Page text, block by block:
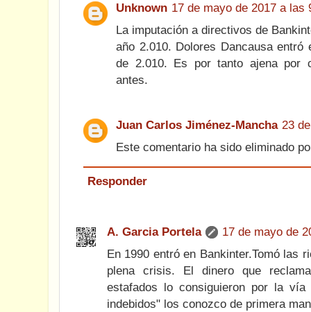
Unknown 17 de mayo de 2017 a las
La imputación a directivos de
año 2.010. Dolores Dancausa
de 2.010. Es por tanto ajena por
antes.
Juan Carlos Jiménez-Mancha 23
Este comentario ha sido eliminado
Responder
A. Garcia Portela
17 de mayo de
En 1990 entró en Bankinter.Tomó las
plena crisis. El dinero que
estafados lo consiguieron por la
indebidos" los conozco de primera